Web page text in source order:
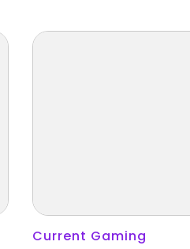
Current Gaming